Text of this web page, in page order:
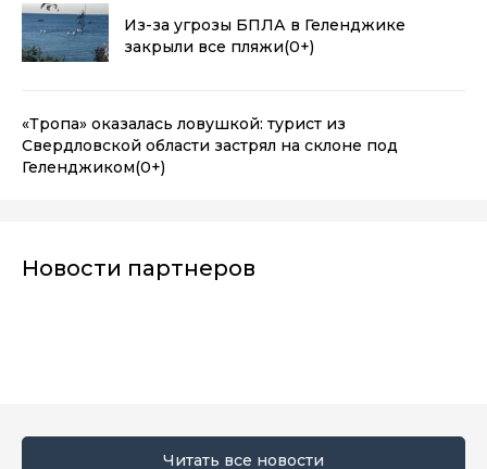
Из-за угрозы БПЛА в Геленджике
закрыли все пляжи(0+)
«Тропа» оказалась ловушкой: турист из
Свердловской области застрял на склоне под
Геленджиком(0+)
Новости партнеров
Читать все новости